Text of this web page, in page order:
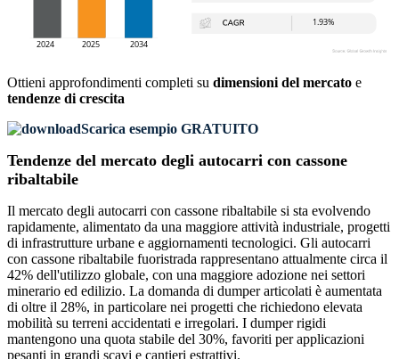
Ottieni approfondimenti completi su dimensioni del mercato e
tendenze di crescita
Scarica esempio GRATUITO
Tendenze del mercato degli autocarri con cassone
ribaltabile
Il mercato degli autocarri con cassone ribaltabile si sta evolvendo
rapidamente, alimentato da una maggiore attività industriale, progetti
di infrastrutture urbane e aggiornamenti tecnologici. Gli autocarri
con cassone ribaltabile fuoristrada rappresentano attualmente circa il
42% dell'utilizzo globale, con una maggiore adozione nei settori
minerario ed edilizio. La domanda di dumper articolati è aumentata
di oltre il 28%, in particolare nei progetti che richiedono elevata
mobilità su terreni accidentati e irregolari. I dumper rigidi
mantengono una quota stabile del 30%, favoriti per applicazioni
pesanti in grandi scavi e cantieri estrattivi.